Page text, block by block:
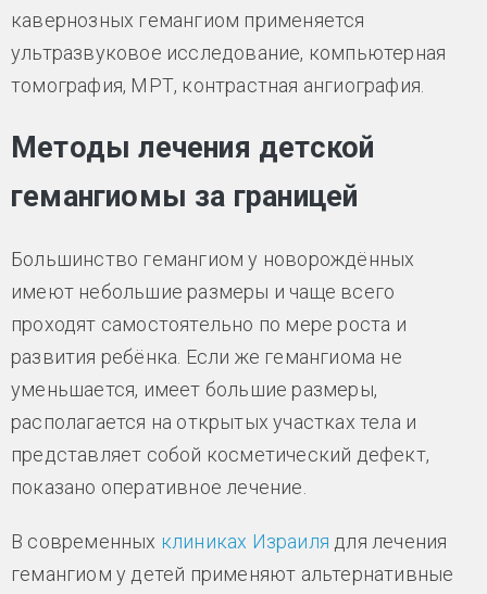
кавернозных гемангиом применяется
ультразвуковое исследование, компьютерная
томография, МРТ, контрастная ангиография.
Методы лечения детской
гемангиомы за границей
Большинство гемангиом у новорождённых
имеют небольшие размеры и чаще всего
проходят самостоятельно по мере роста и
развития ребёнка. Если же гемангиома не
уменьшается, имеет большие размеры,
располагается на открытых участках тела и
представляет собой косметический дефект,
показано оперативное лечение.
В современных клиниках Израиля для лечения
гемангиом у детей применяют альтернативные